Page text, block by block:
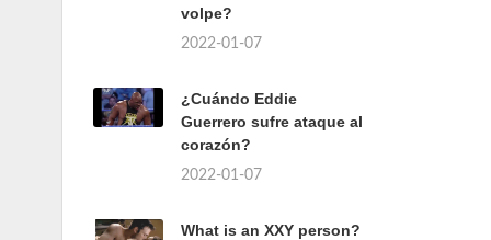
volpe?
2022-01-07
¿Cuándo Eddie
Guerrero sufre ataque al
corazón?
2022-01-07
What is an XXY person?